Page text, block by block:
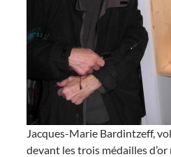
Jacques-Marie Bardintzeff,
devant les trois médailles